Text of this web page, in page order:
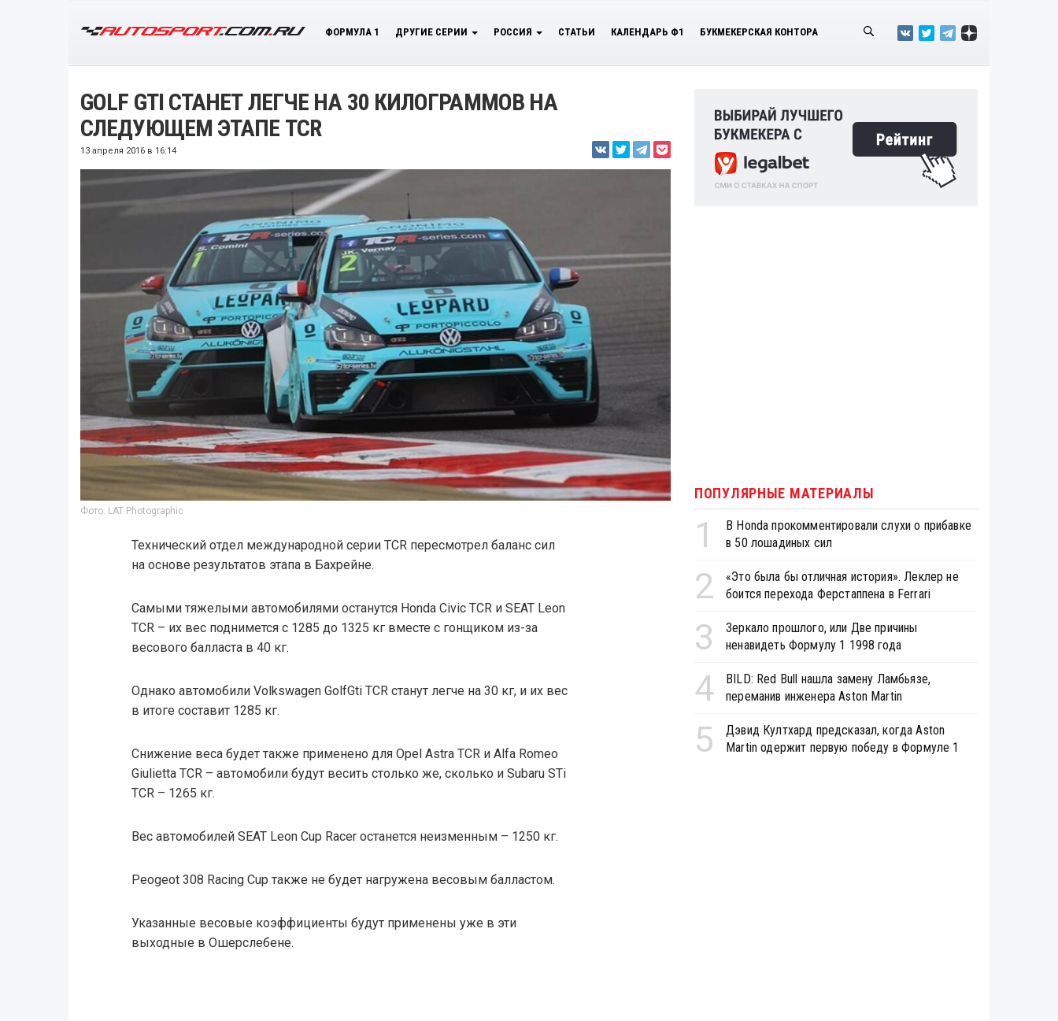
ФОРМУЛА 1 ДРУГИЕ СЕРИИ РОССИЯ СТАТЬИ КАЛЕНДАРЬ Ф1 БУКМЕКЕРСКАЯ КОНТОРА
GOLF GTI СТАНЕТ ЛЕГЧЕ НА 30 КИЛОГРАММОВ НА
СЛЕДУЮЩЕМ ЭТАПЕ TCR
13 апреля 2016 в 16:14
Фото: LAT Photographic
Технический отдел международной серии TCR пересмотрел баланс сил
на основе результатов этапа в Бахрейне.
Самыми тяжелыми автомобилями останутся Honda Civic TCR и SEAT Leon
TCR – их вес поднимется с 1285 до 1325 кг вместе с гонщиком из-за
весового балласта в 40 кг.
Однако автомобили Volkswagen GolfGti TCR станут легче на 30 кг, и их вес
в итоге составит 1285 кг.
Снижение веса будет также применено для Opel Astra TCR и Alfa Romeo
Giulietta TCR – автомобили будут весить столько же, сколько и Subaru STi
TCR – 1265 кг.
Вес автомобилей SEAT Leon Cup Racer останется неизменным – 1250 кг.
Peogeot 308 Racing Cup также не будет нагружена весовым балластом.
Указанные весовые коэффициенты будут применены уже в эти
выходные в Ошерслебене.
ПОПУЛЯРНЫЕ МАТЕРИАЛЫ
1
В Honda прокомментировали слухи о прибавке
в 50 лошадиных сил
2
«Это была бы отличная история». Леклер не
боится перехода Ферстаппена в Ferrari
3
Зеркало прошлого, или Две причины
ненавидеть Формулу 1 1998 года
4
BILD: Red Bull нашла замену Ламбьязе,
переманив инженера Aston Martin
5
Дэвид Култхард предсказал, когда Aston
Martin одержит первую победу в Формуле 1